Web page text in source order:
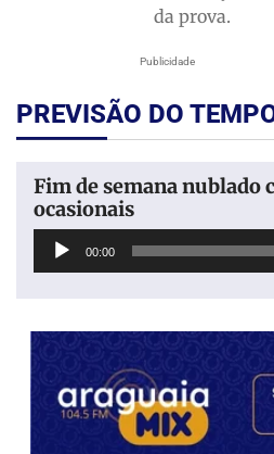
Publicidade
da prova.
PREVISÃO DO
Fim de semana nublado
ocasionais
Tocador
00:00